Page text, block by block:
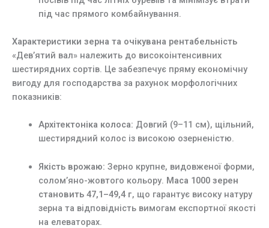
під час прямого комбайнування.
Характеристики зерна та очікувана рентабельність
«Дев’ятий вал» належить до високоінтенсивних
шестирядних сортів. Це забезпечує пряму економічну
вигоду для господарства за рахунок морфологічних
показників:
Архітектоніка колоса: Довгий (9–11 см), щільний,
шестирядний колос із високою озерненістю.
Якість врожаю: Зерно крупне, видовженої форми,
солом’яно-жовтого кольору. Маса 1000 зерен
становить 47,1–49,4 г, що гарантує високу натуру
зерна та відповідність вимогам експортної якості
на елеваторах.